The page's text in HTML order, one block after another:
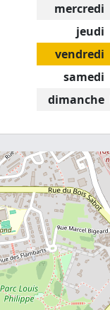
mercredi
jeudi
vendredi
samedi
dimanche